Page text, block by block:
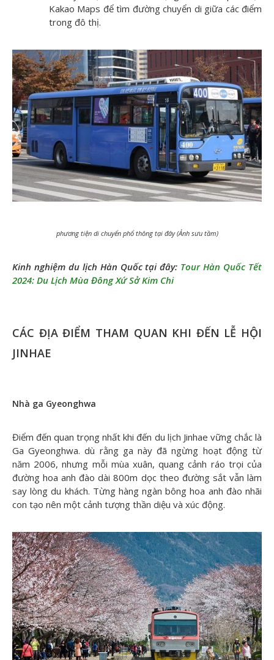
Kakao Maps để tìm đường chuyển di giữa các điểm
trong đô thị.
phương tiện di chuyển phổ thông tại đây (Ảnh sưu tầm)
Kinh nghiệm du lịch Hàn Quốc tại đây: Tour Hàn Quốc Tết
2024: Du Lịch Mùa Đông Xứ Sở Kim Chi
CÁC ĐỊA ĐIỂM THAM QUAN KHI ĐẾN LỄ HỘI
JINHAE
Nhà ga Gyeonghwa
Điểm đến quan trọng nhất khi đến du lịch Jinhae vững chắc là
Ga Gyeonghwa. dù rằng ga này đã ngừng hoạt động từ
năm 2006, nhưng mỗi mùa xuân, quang cảnh ráo trọi của
đường hoa anh đào dài 800m dọc theo đường sắt vẫn làm
say lòng du khách. Từng hàng ngàn bông hoa anh đào nhãi
con tạo nên một cảnh tượng thần diệu và xúc động.